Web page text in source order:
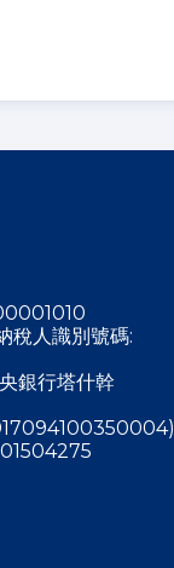
稅人識別號碼:
銀行塔什幹